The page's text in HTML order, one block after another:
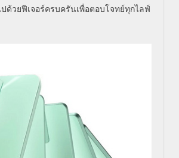
วยฟีเจอร์ครบครันเพื่อตอบโจทย์ทุกไลฟ์